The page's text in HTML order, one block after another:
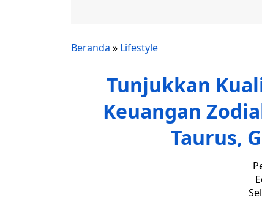
Beranda » Lifestyle
Tunjukkan
Keuangan
Taurus,